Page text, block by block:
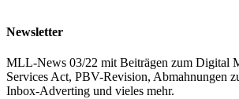
Newsletter
MLL-News 03/22 mit Beiträgen zum Digital
Services Act, PBV-Revision, Abmahnungen
Inbox-Adverting und vieles mehr.